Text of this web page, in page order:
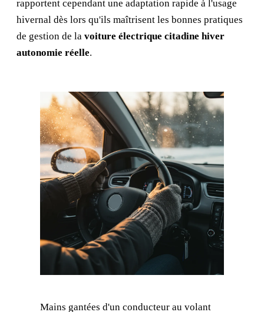
rapportent cependant une adaptation rapide à l'usage
hivernal dès lors qu'ils maîtrisent les bonnes pratiques
de gestion de la voiture électrique citadine hiver
autonomie réelle.
Mains gantées d'un conducteur au volant